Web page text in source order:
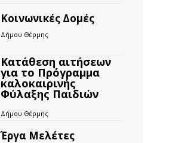
Κοινωνικές Δομές
Δήμου Θέρμης
Κατάθεση αιτήσεων
για το Πρόγραμμα
καλοκαιρινής
Φύλαξης Παιδιών
Δήμου Θέρμης
Έργα Μελέτες